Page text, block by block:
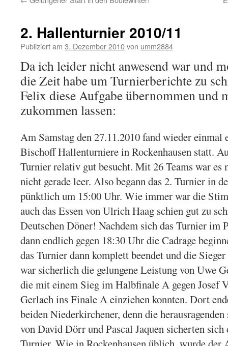
2. Hallenturnier 2010/11
Publiziert am 3. Dezember 2010von umm2884
Da ich leider nicht anwesend war und
die Zeit habe um Turnierberichte zu
Felix diese Aufgabe übernommen und
zukommen lassen:
Am Samstag den 27.11.2010 fand wieder einmal
Bischoff Hallenturniere in Rockenhausen statt.
Turnier relativ gut besucht. Mit 26 Teams war es
nicht gerade leer. Also begann das 2. Turnier in
pünktlich um 15:00 Uhr. Wie immer war die
auch das Essen von Ulrich Haag schien gut zu
Deutschen Döner! Nachdem sich das Turnier im
dann endlich gegen 18:30 Uhr die Cadrage
das Turnier dann komplett beendet und die
war sicherlich die gelungene Leistung von Uwe
die mit einem Sieg im Halbfinale A gegen Josef
Gerlach ins Finale A einziehen konnten. Dort
beiden Niederkirchener, denn die
von David Dörr und Pascal Jaquen sicherten